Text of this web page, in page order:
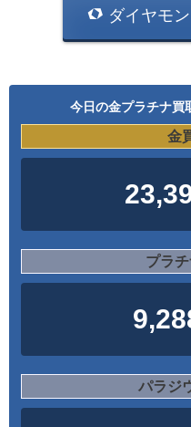
ダイヤモ
今日の金プラチナ買
金
プラ
パラジ